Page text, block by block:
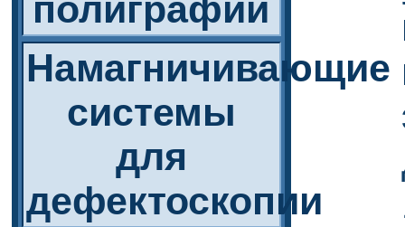
полиграфии
Намагничивающие
системы
для
дефектоскопии